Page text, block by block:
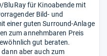
BluRay für Kinoabende mit
Bild- und
einer guten Surround-Anlage
zum annehmbaren Preis
gut beraten.
dann aber auch zum